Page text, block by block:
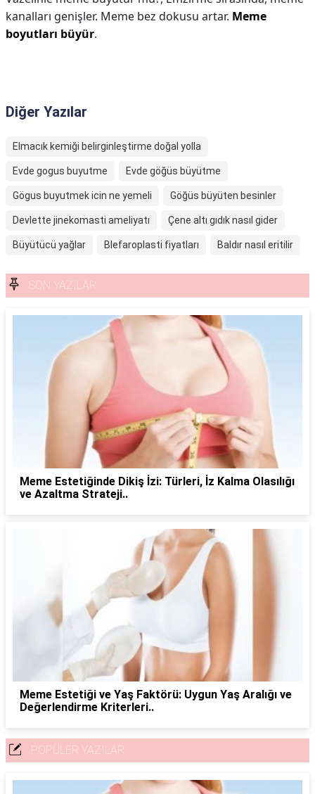
kanalları genişler. Meme bez dokusu artar. Meme
boyutları büyür.
Diğer Yazılar
Elmacık kemiği belirginleştirme doğal yolla
Evde gogus buyutme Evde göğüs büyütme
Gögus buyutmek icin ne yemeli Göğüs büyüten besinler
Devlette jinekomasti ameliyatı Çene altı gıdık nasıl gider
Büyütücü yağlar Blefaroplasti fiyatları Baldır nasıl eritilir
SON YAZILAR
Meme Estetiğinde Dikiş İzi: Türleri, İz Kalma Olasılığı
ve Azaltma Strateji..
Meme Estetiği ve Yaş Faktörü: Uygun Yaş Aralığı ve
Değerlendirme Kriterleri..
POPÜLER YAZILAR